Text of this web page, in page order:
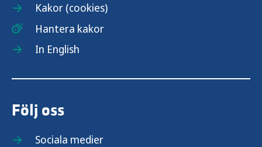
Kakor (cookies)
Hantera kakor
In English
Följ oss
Sociala medier